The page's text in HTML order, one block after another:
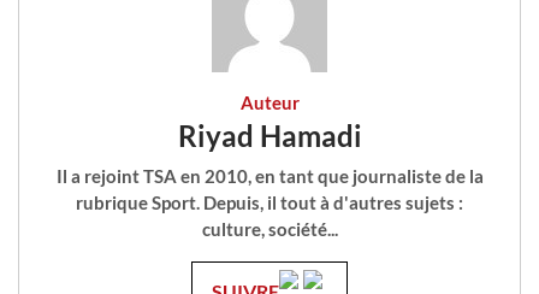
Auteur
Riyad Hamadi
Il a rejoint TSA en 2010, en tant que journaliste de la
rubrique Sport. Depuis, il tout à d'autres sujets :
culture, société...